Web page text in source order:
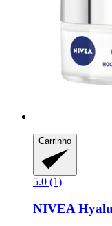
Carrinho
5.0 (1)
NIVEA